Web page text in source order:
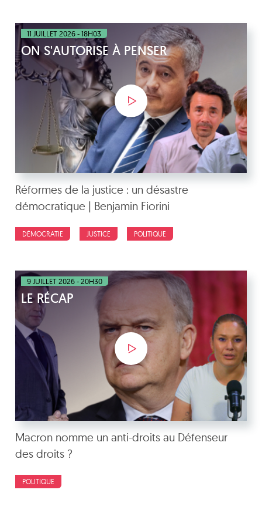
11 JUILLET 2026 - 18H03
ON S'AUTORISE À PENSER
Réformes de la justice : un désastre
démocratique | Benjamin Fiorini
DÉMOCRATIE JUSTICE POLITIQUE
9 JUILLET 2026 - 20H30
LE RÉCAP
Macron nomme un anti-droits au Défenseur
des droits ?
POLITIQUE